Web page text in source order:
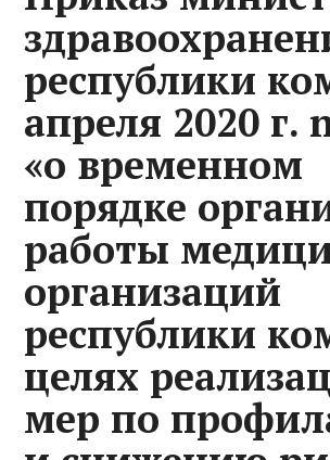
республики
апреля 2020 г.
«о временном
порядке
работы
организаций
республики
целях
мер по